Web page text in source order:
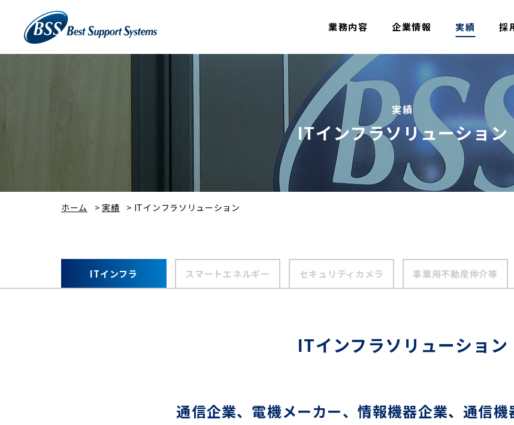
業務内容 企業情報 実績 採
実績
ITインフラソリューション
ホーム >実績 > ITインフラソリューション
ITインフラ スマートエネルギー セキュリティカメラ 事業用不動産仲介等
ITインフラソリューション
通信企業、電機メーカー、情報機器企業、通信機